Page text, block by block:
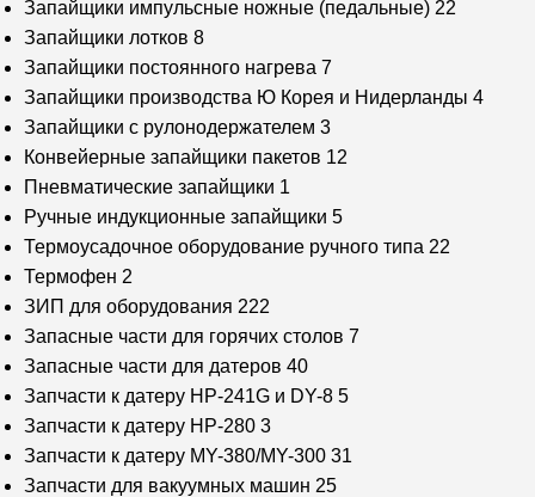
Запайщики импульсные ножные (педальные) 22
Запайщики лотков 8
Запайщики постоянного нагрева 7
Запайщики производства Ю Корея и Нидерланды 4
Запайщики с рулонодержателем 3
Конвейерные запайщики пакетов 12
Пневматические запайщики 1
Ручные индукционные запайщики 5
Термоусадочное оборудование ручного типа 22
Термофен 2
ЗИП для оборудования 222
Запасные части для горячих столов 7
Запасные части для датеров 40
Запчасти к датеру HP-241G и DY-8 5
Запчасти к датеру HP-280 3
Запчасти к датеру MY-380/MY-300 31
Запчасти для вакуумных машин 25